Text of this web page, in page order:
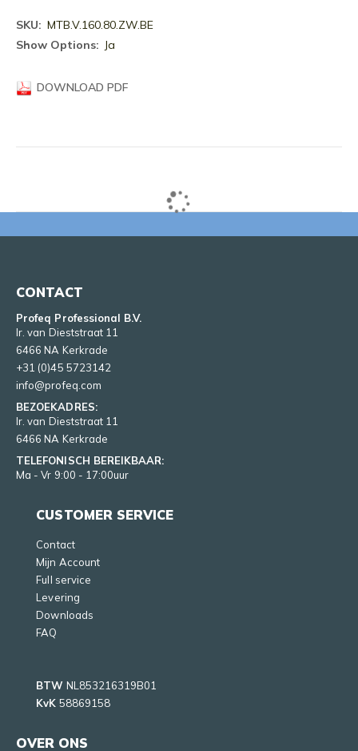
Meer
informatie
MTB.V.160.80.ZW.BE
Ja
DOWNLOAD PDF
CONTACT
Profeq Professional B.V.
Ir. van Dieststraat 11
6466 NA Kerkrade
+31 (0)45 5723142
info@profeq.com
BEZOEKADRES:
Ir. van Dieststraat 11
6466 NA Kerkrade
TELEFONISCH BEREIKBAAR:
Ma - Vr 9:00 - 17:00uur
CUSTOMER SERVICE
Contact
Mijn Account
Full service
Levering
Downloads
FAQ
BTW NL853216319B01
KvK 58869158
OVER ONS